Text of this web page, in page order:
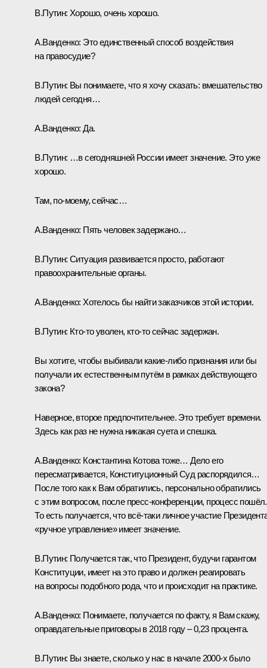
В.Путин: Хорошо, очень хорошо.
А.Ванденко: Это единственный способ воздействия
на правосудие?
В.Путин: Вы понимаете, что я хочу сказать: вмешательство
людей сегодня…
А.Ванденко: Да.
В.Путин: …в сегодняшней России имеет значение. Это уже
хорошо.
Там, по-моему, сейчас…
А.Ванденко: Пять человек задержано…
В.Путин: Ситуация развивается просто, работают
правоохранительные органы.
А.Ванденко: Хотелось бы найти заказчиков этой истории.
В.Путин: Кто-то уволен, кто-то сейчас задержан.
Вы хотите, чтобы выбивали какие-либо признания или бы
получали их естественным путём в рамках действующего
закона?
Наверное, второе предпочтительнее. Это требует времени.
Здесь как раз не нужна никакая суета и спешка.
А.Ванденко: Константина Котова тоже… Дело его
пересматривается, Конституционный Суд распорядился…
После того как к Вам обратились, персонально обратились
с этим вопросом, после пресс-конференции, процесс пошёл.
То есть получается, что всё-таки личное участие
«ручное управление» имеет значение.
В.Путин: Получается так, что Президент, будучи гарантом
Конституции, имеет на это право и должен реагировать
на вопросы подобного рода, что и происходит на практике.
А.Ванденко: Понимаете, получается по факту, я Вам скажу,
оправдательные приговоры в 2018 году – 0,23 процента.
В.Путин: Вы знаете, сколько у нас в начале 2000-х было